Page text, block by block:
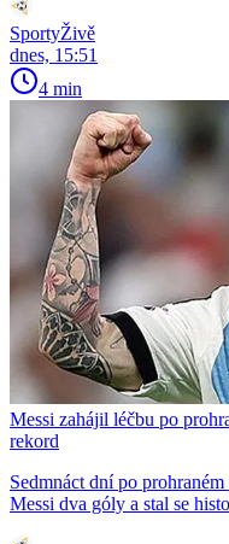
SportyŽivě
dnes, 15:51
4 min
Messi zahájil léčbu po
rekord
Sedmnáct dní po
Messi dva góly a stal se